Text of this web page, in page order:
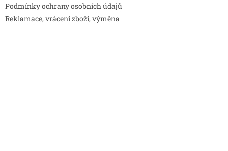
Podmínky ochrany osobních údajů
Reklamace, vrácení zboží, výměna